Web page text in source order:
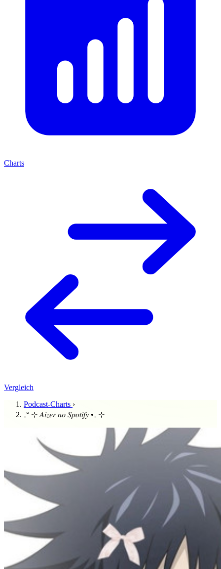
Charts
Vergleich
Podcast-Charts ›
₊° ⊹ 𝐴𝑖𝑧𝑒𝑟 𝑛𝑜 𝑆𝑝𝑜𝑡𝑖𝑓𝑦 •₊ ⊹